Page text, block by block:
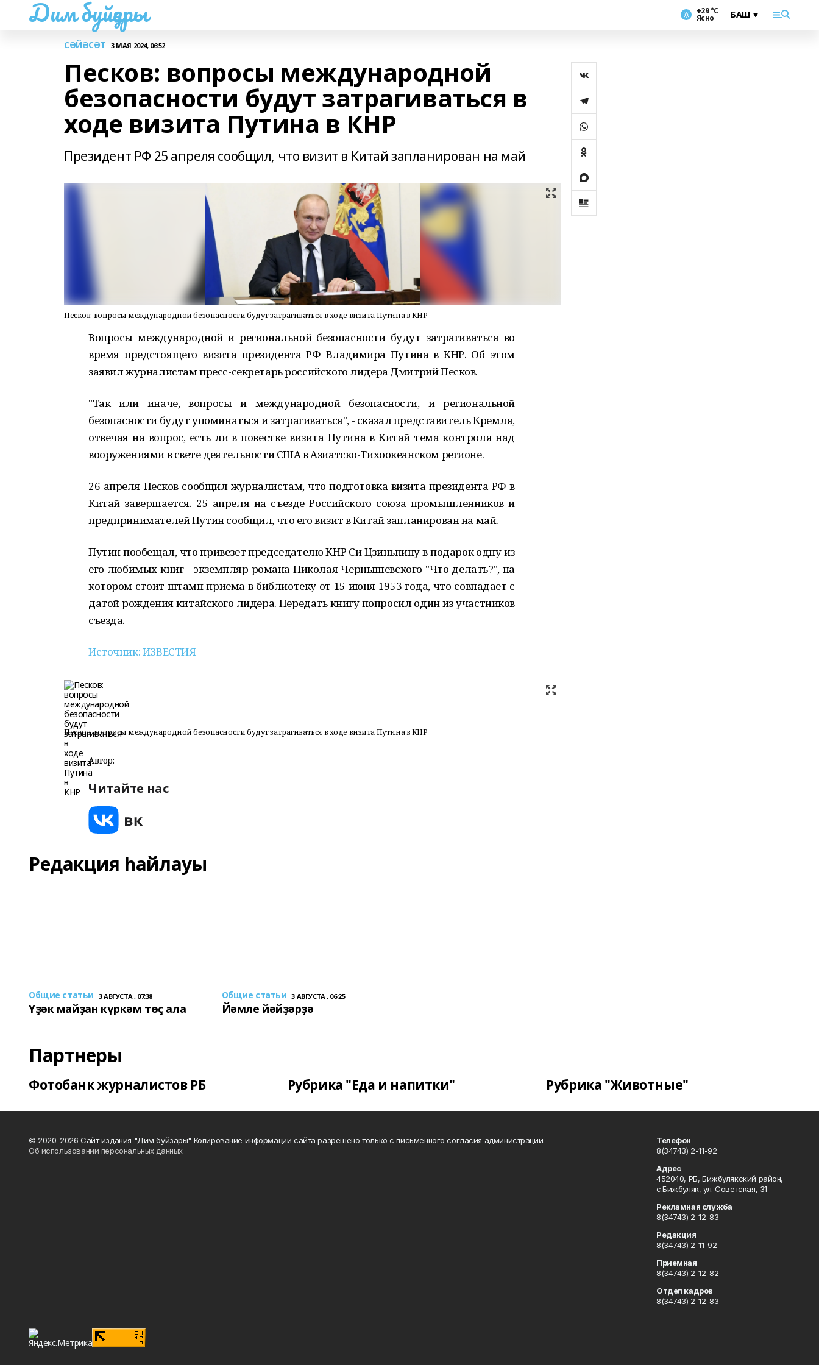
Дим буйҙары +29 °С
Ясно
СӘЙӘСӘТ 3 МАЯ 2024, 06:52
Песков: вопросы международной
безопасности будут затрагиваться в
ходе визита Путина в КНР
Президент РФ 25 апреля сообщил, что визит в Китай запланирован на май
Песков: вопросы международной безопасности будут затрагиваться в ходе визита Путина в КНР
Вопросы международной и региональной безопасности будут затрагиваться во
время предстоящего визита президента РФ Владимира Путина в КНР. Об этом
заявил журналистам пресс-секретарь российского лидера Дмитрий Песков.
"Так или иначе, вопросы и международной безопасности, и региональной
безопасности будут упоминаться и затрагиваться", - сказал представитель Кремля,
отвечая на вопрос, есть ли в повестке визита Путина в Китай тема контроля над
вооружениями в свете деятельности США в Азиатско-Тихоокеанском регионе.
26 апреля Песков сообщил журналистам, что подготовка визита президента РФ в
Китай завершается. 25 апреля на съезде Российского союза промышленников и
предпринимателей Путин сообщил, что его визит в Китай запланирован на май.
Путин пообещал, что привезет председателю КНР Си Цзиньпину в подарок одну из
его любимых книг - экземпляр романа Николая Чернышевского "Что делать?", на
котором стоит штамп приема в библиотеку от 15 июня 1953 года, что совпадает с
датой рождения китайского лидера. Передать книгу попросил один из участников
съезда.
Источник: ИЗВЕСТИЯ
Песков: вопросы международной безопасности будут затрагиваться в ходе визита Путина в КНР
Автор:
Читайте нас
Редакция һайлауы
Общие статьи 3 АВГУСТА , 07:38
Үҙәк майҙан күркәм төҫ ала
Общие статьи 3 АВГУСТА , 06:25
Йәмле йәйҙәрҙә
Партнеры
Фотобанк журналистов РБ Рубрика "Еда и напитки" Рубрика "Животные"
© 2020-2026 Сайт издания "Дим буйзары" Копирование информации сайта разрешено только с письменного согласия администрации.
Об использовании персональных данных
Телефон
8(34743) 2-11-92
Адрес
452040, РБ, Бижбулякский район,
с.Бижбуляк, ул. Советская, 31
Рекламная служба
8(34743) 2-12-83
Редакция
8(34743) 2-11-92
Приемная
8(34743) 2-12-82
Отдел кадров
8(34743) 2-12-83